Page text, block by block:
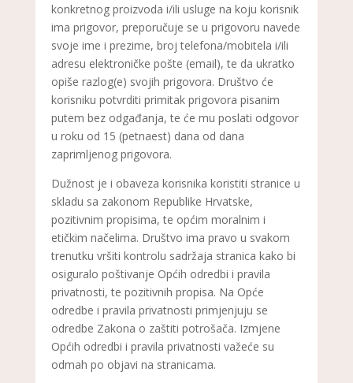
konkretnog proizvoda i/ili usluge na koju korisnik
ima prigovor, preporučuje se u prigovoru navede
svoje ime i prezime, broj telefona/mobitela i/ili
adresu elektroničke pošte (email), te da ukratko
opiše razlog(e) svojih prigovora. Društvo će
korisniku potvrditi primitak prigovora pisanim
putem bez odgađanja, te će mu poslati odgovor
u roku od 15 (petnaest) dana od dana
zaprimljenog prigovora.
Dužnost je i obaveza korisnika koristiti stranice u
skladu sa zakonom Republike Hrvatske,
pozitivnim propisima, te općim moralnim i
etičkim načelima. Društvo ima pravo u svakom
trenutku vršiti kontrolu sadržaja stranica kako bi
osiguralo poštivanje Općih odredbi i pravila
privatnosti, te pozitivnih propisa. Na Opće
odredbe i pravila privatnosti primjenjuju se
odredbe Zakona o zaštiti potrošača. Izmjene
Općih odredbi i pravila privatnosti važeće su
odmah po objavi na stranicama.